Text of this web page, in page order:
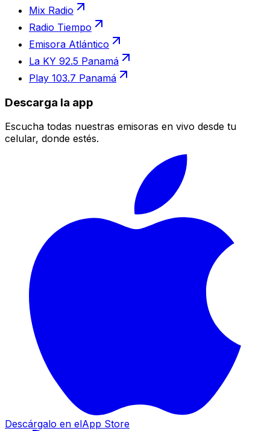
Mix Radio
Radio Tiempo
Emisora Atlántico
La KY 92.5 Panamá
Play 103.7 Panamá
Descarga la app
Escucha todas nuestras emisoras en vivo desde tu
celular, donde estés.
Descárgalo en elApp Store